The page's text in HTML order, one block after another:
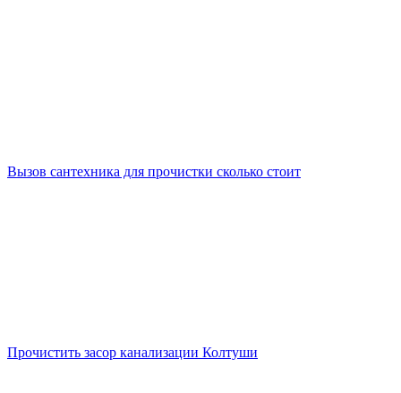
Вызов сантехника для прочистки сколько стоит
Прочистить засор канализации Колтуши